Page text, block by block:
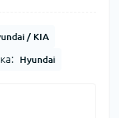
/ KIA
Hyundai